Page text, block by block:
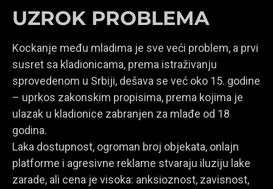
UZROK PROBLEMA
Kockanje među mladima je sve veći problem, a prvi
susret sa kladionicama, prema istraživanju
sprovedenom u Srbiji, dešava se već oko 15. godine
– uprkos zakonskim propisima, prema kojima je
ulazak u kladionice zabranjen za mlađe od 18
godina.
Laka dostupnost, ogroman broj objekata, onlajn
platforme i agresivne reklame stvaraju iluziju lake
zarade, ali cena je visoka: anksioznost, zavisnost,